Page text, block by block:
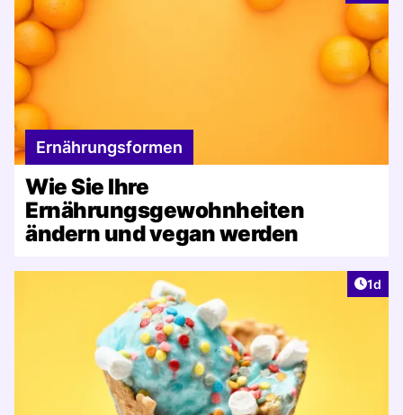
Ernährungsformen
Wie Sie Ihre
Ernährungsgewohnheiten
ändern und vegan werden
1d